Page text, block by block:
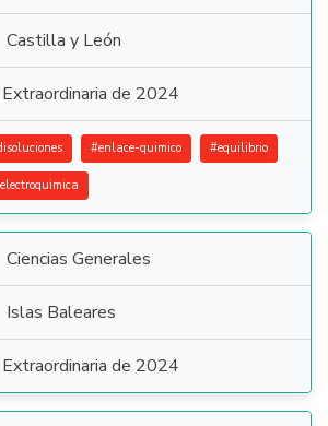
Castilla y León
Extraordinaria de 2024
#enlace-quimico #equilibrio
electroquimica
Ciencias Generales
Islas Baleares
Extraordinaria de 2024